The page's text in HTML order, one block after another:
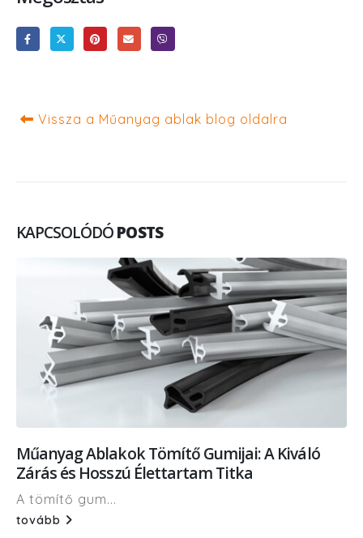
Vissza a Műanyag ablak blog oldalra
KAPCSOLÓDÓPOSTS
Műanyag Ablakok Tömítő Gumijai: A Kiváló
Zárás és Hosszú Élettartam Titka
A tömítő gum...
tovább